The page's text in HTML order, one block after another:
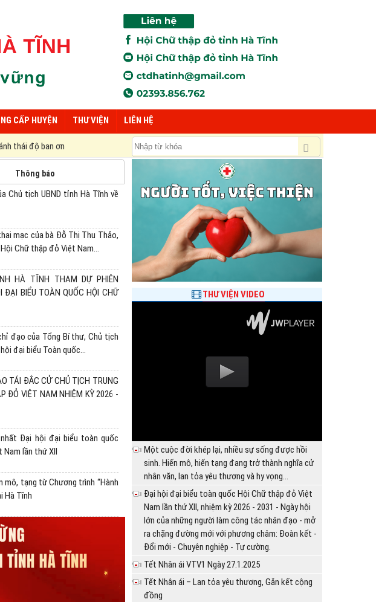
CẤP HUYỆN THƯ VIỆN LIÊN HỆ
đạo của Tổng Bí thư, Chủ tịch nước Tô Lâm
quốc lần thứ XII
Tổng Bí thư Ban Chấp hành Trung ương Đảng, Chủ tịch
nghĩa Việt Nam, dự và phát biểu chỉ đạo tại Phiên trọng
Hội Chữ thập đỏ Việt Nam lần thứ XII, nhiệm kỳ 2026
BÀ ĐỖ THỊ THU THẢO TÁI ĐẮC CỬ
CHỮ THẬP ĐỎ VIỆT NAM NHIỆM KỲ
đại diện cho hơn 5,6 triệu cán bộ, hội viên, tình
Thông báo
Chủ tịch UBND tỉnh Hà Tĩnh về
mạc của bà Đỗ Thị Thu Thảo,
Chữ thập đỏ Việt Nam...
HÀ TĨNH THAM DỰ PHIÊN
ĐẠI BIỂU TOÀN QUỐC HỘI CHỮ
đạo của Tổng Bí thư, Chủ tịch
đại biểu Toàn quốc...
TÁI ĐẮC CỬ CHỦ TỊCH TRUNG
ĐỎ VIỆT NAM NHIỆM KỲ 2026 -
Đại hội đại biểu toàn quốc
lần thứ XII
mô, tạng từ Chương trình “Hành
Hà Tĩnh
THƯ VIỆN VIDEO
Một cuộc đời khép lại, nhiều sự sống được hồi
sinh. Hiến mô, hiến tạng đang trở thành nghĩa cử
nhân văn, lan tỏa yêu thương và hy vọng...
Đại hội đại biểu toàn quốc Hội Chữ thập đỏ Việt
Nam lần thứ XII, nhiệm kỳ 2026 - 2031 - Ngày hội
lớn của những người làm công tác nhân đạo - mở
ra chặng đường mới với phương châm: Đoàn kết -
Đổi mới - Chuyên nghiệp - Tự cường.
Tết Nhân ái VTV1 Ngày 27.1.2025
Tết Nhân ái – Lan tỏa yêu thương, Gắn kết cộng
đồng